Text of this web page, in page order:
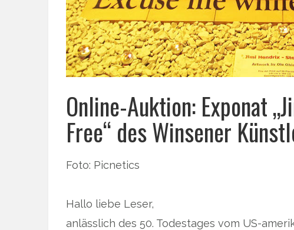
Online-Auktion: Exponat
Free“ des Winsener
Foto: Picnetics
Hallo liebe Leser,
anlässlich des 50. Todestages vom US-